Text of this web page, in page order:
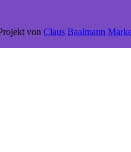
vonClaus Baalmann